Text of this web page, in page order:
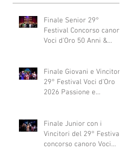
Finale Senior 29°
Festival Concorso canoro
Voci d'Oro 50 Anni &
abbracciano"
Finale Giovani e Vincitori
29° Festival Voci d'Oro
2026 Passione e
Finale Junior con i
Vincitori del 29° Festival
concorso canoro Voci